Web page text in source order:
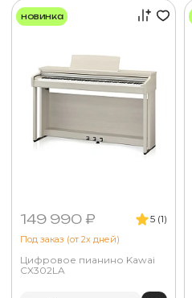
новинка
149 990 ₽ 5 (1)
Под заказ (от 2х дней)
Цифровое пианино Kawai
CX302LA